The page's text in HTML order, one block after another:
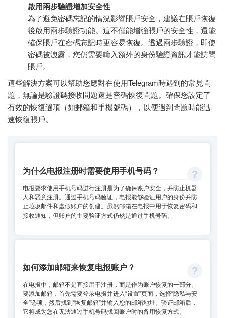
啟用兩步驗證增加安全性
為了避免密碼忘記的情況影響賬戶安全，建議在賬戶恢復
後啟用兩步驗證功能。這不僅能增強賬戶的安全性，還能
確保賬戶在密碼忘記時更容易恢復。透過兩步驗證，即使
密碼被洩露，您仍需要輸入額外的身份驗證資訊才能訪問
賬戶。
這些解決方案可以幫助您應對在使用Telegram時遇到的常見問
題，無論是驗證碼接收問題還是密碼恢復問題。確保您設定了
有效的恢復選項（如郵箱和手機號碼），以便遇到問題時能迅
速恢復賬戶。
为什么电报注册时需要使用手机号码？
电报要求使用手机号码进行注册是为了确保账户安全，并防止机器
人和恶意注册。通过手机号码验证，电报能够验证用户的身份并防
止垃圾邮件和虚假账户的创建。虽然邮箱在电报中用于恢复密码和
接收通知，但账户的主要验证方式仍然是通过手机号码。
如何添加邮箱来恢复电报账户？
在电报中，邮箱不是直接用于注册，而是作为账户恢复的一部分。
要添加邮箱，首先需要登录电报并进入“设置”页面，选择“隐私与安
全”选项，然后找到“恢复邮箱”并输入您的邮箱地址。验证邮箱后，
它将成为您在无法通过手机号码找回账户时的备用恢复方式。